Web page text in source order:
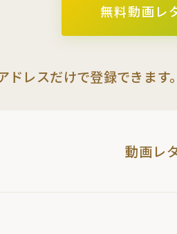
無料動画レ
ドレスだけで登録できます
動画レ